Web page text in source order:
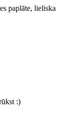
paplāte, lieliska
:)